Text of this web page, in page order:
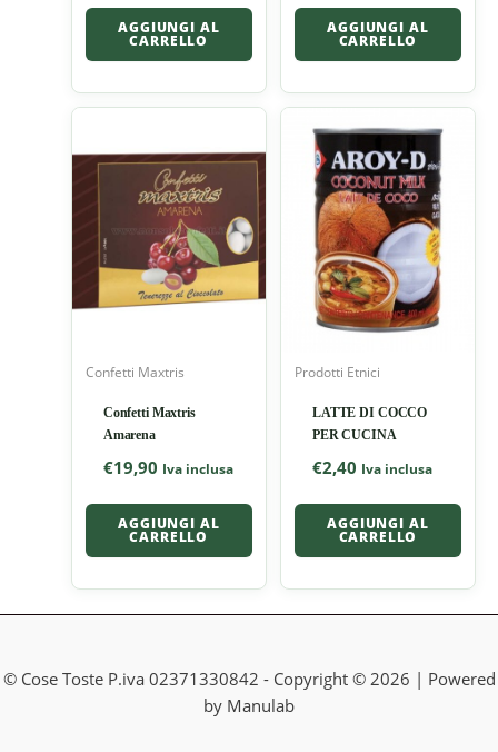
AGGIUNGI AL
CARRELLO
AGGIUNGI AL
CARRELLO
Confetti Maxtris
Confetti Maxtris
Amarena
€19,90 Iva inclusa
AGGIUNGI AL
CARRELLO
Prodotti Etnici
LATTE DI COCCO
PER CUCINA
€2,40 Iva inclusa
AGGIUNGI AL
CARRELLO
© Cose Toste P.iva 02371330842 - Copyright © 2026 | Powered
by Manulab